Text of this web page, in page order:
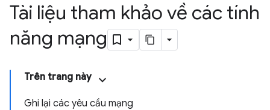
Tài liệu tham khảo về các tính
năng mạng
Trên trang này
Ghi lại các yêu cầu mạng